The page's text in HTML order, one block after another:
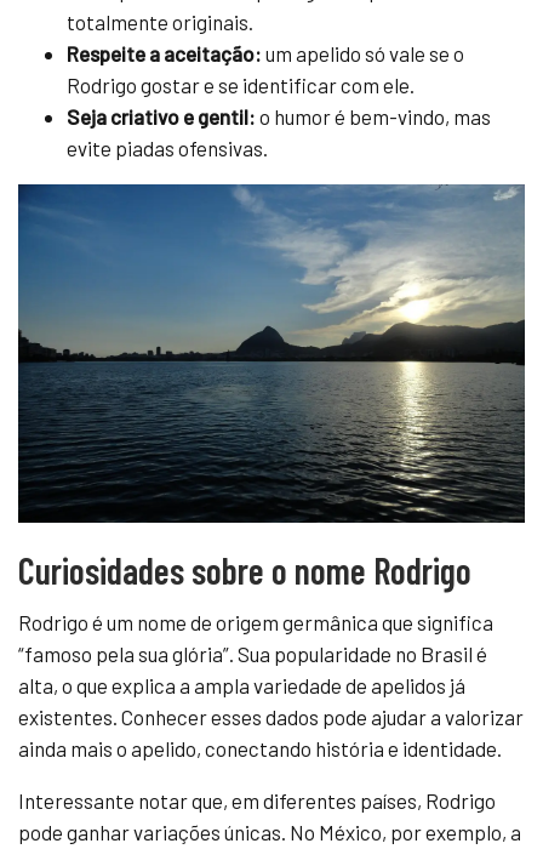
totalmente originais.
Respeite a aceitação: um apelido só vale se o
Rodrigo gostar e se identificar com ele.
Seja criativo e gentil: o humor é bem-vindo, mas
evite piadas ofensivas.
Curiosidades sobre o nome Rodrigo
Rodrigo é um nome de origem germânica que significa
“famoso pela sua glória”. Sua popularidade no Brasil é
alta, o que explica a ampla variedade de apelidos já
existentes. Conhecer esses dados pode ajudar a valorizar
ainda mais o apelido, conectando história e identidade.
Interessante notar que, em diferentes países, Rodrigo
pode ganhar variações únicas. No México, por exemplo, a